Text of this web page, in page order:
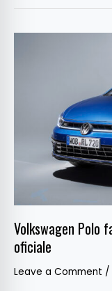
Volkswagen
oficiale
Leave a Comment /
fotografii